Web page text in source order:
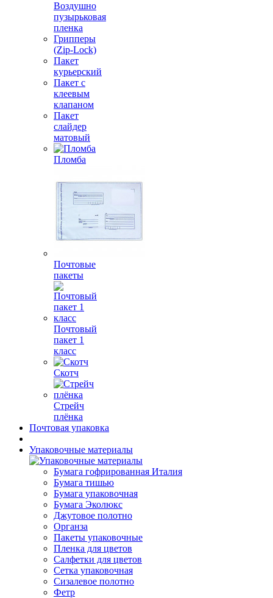
Воздушно
пузырьковая
пленка
Грипперы
(Zip-Lock)
Пакет
курьерский
Пакет с
клеевым
клапаном
Пакет
слайдер
матовый
Пломба
Почтовые
пакеты
Почтовый
пакет 1
класс
Скотч
Стрейч
плёнка
Почтовая упаковка
Упаковочные материалы
Бумага гофрированная Италия
Бумага тишью
Бумага упаковочная
Бумага Эколюкс
Джутовое полотно
Органза
Пакеты упаковочные
Пленка для цветов
Салфетки для цветов
Сетка упаковочная
Сизалевое полотно
Фетр